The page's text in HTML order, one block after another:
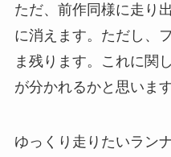
ただ、前作同様に走り
に消えます。ただし、
ま残ります。これに関
が分かれるかと思います
ゆっくり走りたいラン